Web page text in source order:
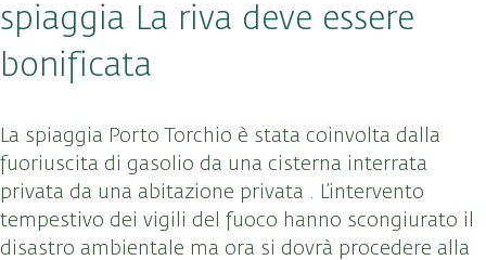
spiaggia La riva deve essere
bonificata
La spiaggia Porto Torchio è stata coinvolta dalla
fuoriuscita di gasolio da una cisterna interrata
privata da una abitazione privata . L’intervento
tempestivo dei vigili del fuoco hanno scongiurato il
disastro ambientale ma ora si dovrà procedere alla